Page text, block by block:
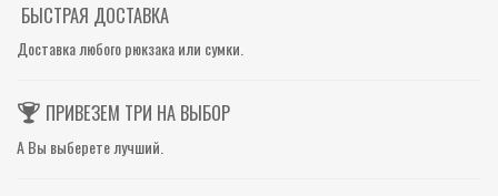
БЫСТРАЯ ДОСТАВКА
Доставка любого рюкзака или сумки.
ПРИВЕЗЕМ ТРИ НА ВЫБОР
А Вы выберете лучший.